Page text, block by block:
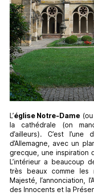
L’église Notre-Dame
la cathédrale (on
d’ailleurs). C’est
d’Allemagne, avec un
grecque, une inspiration
L’intérieur a beaucoup
très beaux comme les
Majesté, l’annonciation,
des Innocents et la